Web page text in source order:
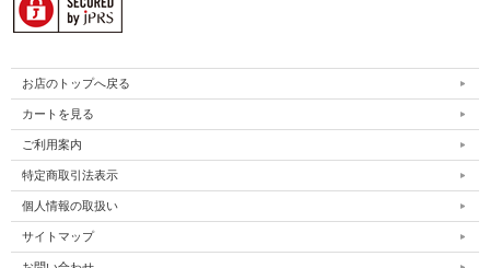
お店のトップへ戻る
カートを見る
ご利用案内
特定商取引法表示
個人情報の取扱い
サイトマップ